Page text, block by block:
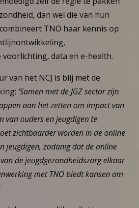
dan wel die van hun
TNO haar kennis op
data en e-health.
van het NCJ is blij met de
‘Samen met de JGZ sector zijn
aan het zetten om impact van
van ouders en jeugdigen te
zichtbaarder worden in de online
jeugdigen, zodanig dat de online
de jeugdgezondheidszorg elkaar
met TNO biedt kansen om